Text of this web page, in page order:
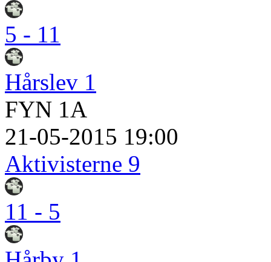
5 - 11
Hårslev 1
FYN 1A
21-05-2015 19:00
Aktivisterne 9
11 - 5